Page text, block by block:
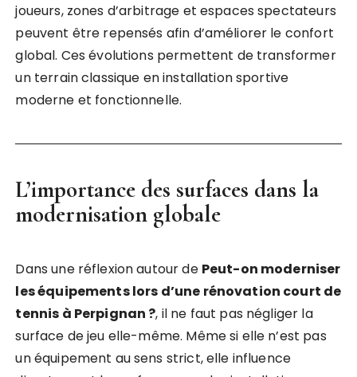
joueurs, zones d’arbitrage et espaces spectateurs
peuvent être repensés afin d’améliorer le confort
global. Ces évolutions permettent de transformer
un terrain classique en installation sportive
moderne et fonctionnelle.
L’importance des surfaces dans la
modernisation globale
Dans une réflexion autour de Peut-on moderniser
les équipements lors d’une rénovation court de
tennis à Perpignan ?, il ne faut pas négliger la
surface de jeu elle-même. Même si elle n’est pas
un équipement au sens strict, elle influence